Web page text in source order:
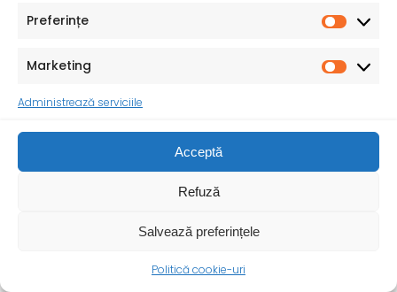
Preferințe
Marketing
Administrează serviciile
Acceptă
Refuză
Salvează preferințele
Politică cookie-uri
InfoMama – Ghidul mamei pe parcursul sarcinii și în
De peste 35 de ani, Organizația Salvați Copiii
drepturilor